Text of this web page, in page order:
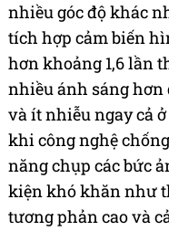
nhiều góc độ khác
tích hợp cảm biến
hơn khoảng 1,6 lần
nhiều ánh sáng hơn
và ít nhiễu ngay cả
khi công nghệ
năng chụp các bức
kiện khó khăn như
tương phản cao và